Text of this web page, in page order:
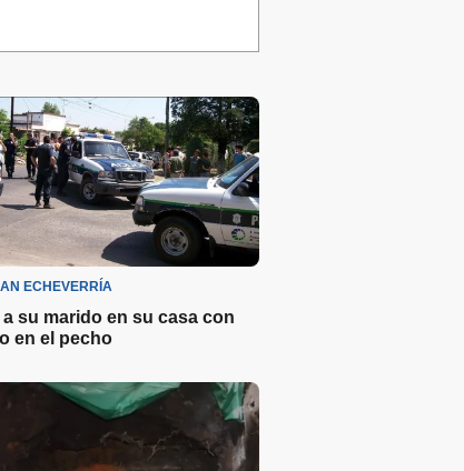
ECHEVERRÍA
a su marido en su casa con
en el pecho